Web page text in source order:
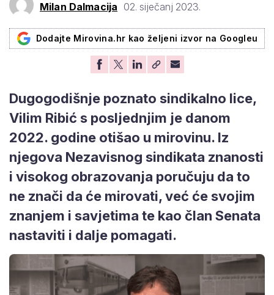
Milan Dalmacija 02. siječanj 2023.
Dodajte Mirovina.hr kao željeni izvor na Googleu
Dugogodišnje poznato sindikalno lice,
Vilim Ribić s posljednjim je danom
2022. godine otišao u mirovinu. Iz
njegova Nezavisnog sindikata znanosti
i visokog obrazovanja poručuju da to
ne znači da će mirovati, već će svojim
znanjem i savjetima te kao član Senata
nastaviti i dalje pomagati.